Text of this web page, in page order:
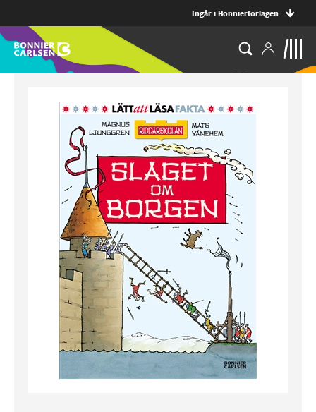
Ingår i Bonnierförlagen